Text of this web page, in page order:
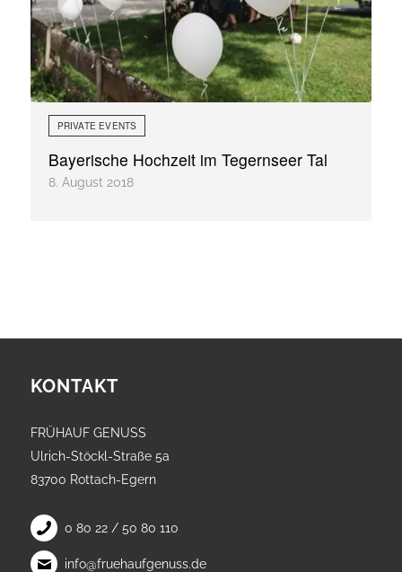
PRIVATE EVENTS
Bayerische Hochzeit im Tegernseer Tal
8. August 2018
KONTAKT
FRÜHAUF GENUSS
Ulrich-Stöckl-Straße 5a
83700 Rottach-Egern
0 80 22 / 50 80 110
info@fruehaufgenuss.de